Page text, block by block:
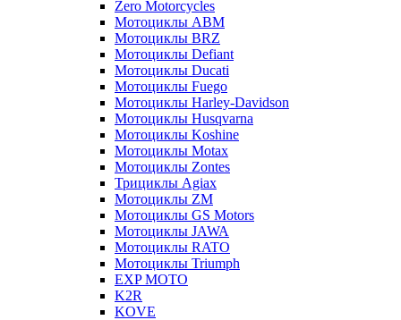
Zero Motorcycles
Мотоциклы ABM
Мотоциклы BRZ
Мотоциклы Defiant
Мотоциклы Ducati
Мотоциклы Fuego
Мотоциклы Harley-Davidson
Мотоциклы Husqvarna
Мотоциклы Koshine
Мотоциклы Motax
Мотоциклы Zontes
Трициклы Agiax
Мотоциклы ZM
Мотоциклы GS Motors
Мотоциклы JAWA
Мотоциклы RATO
Мотоциклы Triumph
EXP MOTO
K2R
KOVE